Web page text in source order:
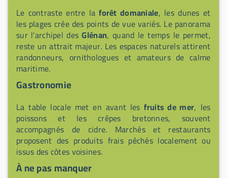
Le contraste entre laforêt domaniale, les dunes et
les plages crée des points de vue variés. Le panorama
sur l'archipel desGlénan, quand le temps le permet,
reste un attrait majeur. Les espaces naturels attirent
randonneurs, ornithologues et amateurs de calme
maritime.
Gastronomie
La table locale met en avant lesfruits de mer, les
poissons et les crêpes bretonnes, souvent
accompagnés de cidre. Marchés et restaurants
proposent des produits frais pêchés localement ou
issus des côtes voisines.
À ne pas manquer